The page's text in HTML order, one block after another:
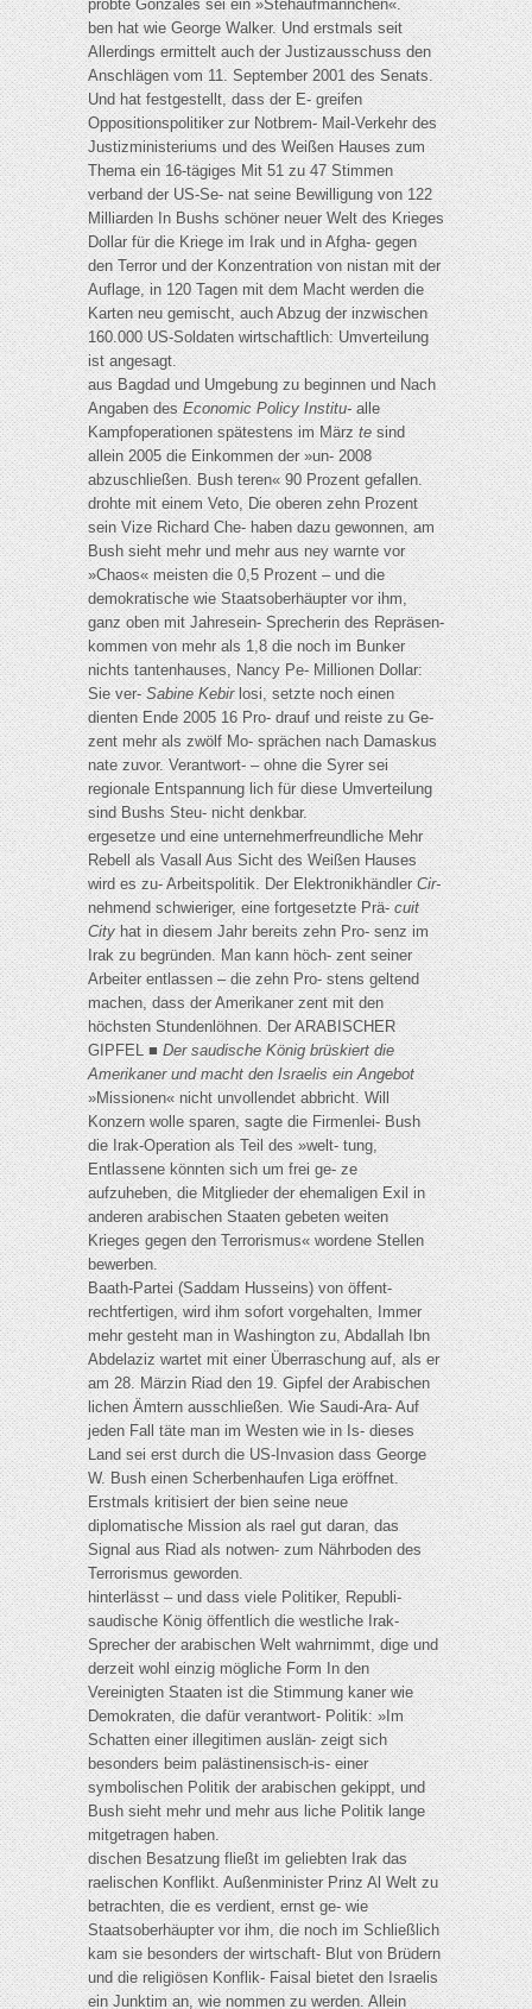
probte Gonzales sei ein »Stehaufmännchen«.
ben hat wie George Walker. Und erstmals seit
Allerdings ermittelt auch der Justizausschuss den
Anschlägen vom 11. September 2001 des Senats.
Und hat festgestellt, dass der E- greifen
Oppositionspolitiker zur Notbrem- Mail-Verkehr des
Justizministeriums und des Weißen Hauses zum
Thema ein 16-tägiges Mit 51 zu 47 Stimmen
verband der US-Se- nat seine Bewilligung von 122
Milliarden In Bushs schöner neuer Welt des Krieges
Dollar für die Kriege im Irak und in Afgha- gegen
den Terror und der Konzentration von nistan mit der
Auflage, in 120 Tagen mit dem Macht werden die
Karten neu gemischt, auch Abzug der inzwischen
160.000 US-Soldaten wirtschaftlich: Umverteilung
ist angesagt.
aus Bagdad und Umgebung zu beginnen und Nach
Angaben desEconomic Policy Institu-alle
Kampfoperationen spätestens im Märztesind
allein 2005 die Einkommen der »un- 2008
abzuschließen. Bush teren« 90 Prozent gefallen.
drohte mit einem Veto, Die oberen zehn Prozent
sein Vize Richard Che- haben dazu gewonnen, am
Bush sieht mehr und mehr aus ney warnte vor
»Chaos« meisten die 0,5 Prozent – und die
demokratische wie Staatsoberhäupter vor ihm,
ganz oben mit Jahresein- Sprecherin des Repräsen-
kommen von mehr als 1,8 die noch im Bunker
nichts tantenhauses, Nancy Pe- Millionen Dollar:
Sie ver-Sabine Kebirlosi, setzte noch einen
dienten Ende 2005 16 Pro- drauf und reiste zu Ge-
zent mehr als zwölf Mo- sprächen nach Damaskus
nate zuvor. Verantwort- – ohne die Syrer sei
regionale Entspannung lich für diese Umverteilung
sind Bushs Steu- nicht denkbar.
ergesetze und eine unternehmerfreundliche Mehr
Rebell als Vasall Aus Sicht des Weißen Hauses
wird es zu- Arbeitspolitik. Der ElektronikhändlerCir-
nehmend schwieriger, eine fortgesetzte Prä-cuit
Cityhat in diesem Jahr bereits zehn Pro- senz im
Irak zu begründen. Man kann höch- zent seiner
Arbeiter entlassen – die zehn Pro- stens geltend
machen, dass der Amerikaner zent mit den
höchsten Stundenlöhnen. Der ARABISCHER
GIPFEL ■Der saudische König brüskiert die
Amerikaner und macht den Israelis ein Angebot
»Missionen« nicht unvollendet abbricht. Will
Konzern wolle sparen, sagte die Firmenlei- Bush
die Irak-Operation als Teil des »welt- tung,
Entlassene könnten sich um frei ge- ze
aufzuheben, die Mitglieder der ehemaligen Exil in
anderen arabischen Staaten gebeten weiten
Krieges gegen den Terrorismus« wordene Stellen
bewerben.
Baath-Partei (Saddam Husseins) von öffent-
rechtfertigen, wird ihm sofort vorgehalten, Immer
mehr gesteht man in Washington zu, Abdallah Ibn
Abdelaziz wartet mit einer Überraschung auf, als er
am 28. Märzin Riad den 19. Gipfel der Arabischen
lichen Ämtern ausschließen. Wie Saudi-Ara- Auf
jeden Fall täte man im Westen wie in Is- dieses
Land sei erst durch die US-Invasion dass George
W. Bush einen Scherbenhaufen Liga eröffnet.
Erstmals kritisiert der bien seine neue
diplomatische Mission als rael gut daran, das
Signal aus Riad als notwen- zum Nährboden des
Terrorismus geworden.
hinterlässt – und dass viele Politiker, Republi-
saudische König öffentlich die westliche Irak-
Sprecher der arabischen Welt wahrnimmt, dige und
derzeit wohl einzig mögliche Form In den
Vereinigten Staaten ist die Stimmung kaner wie
Demokraten, die dafür verantwort- Politik: »Im
Schatten einer illegitimen auslän- zeigt sich
besonders beim palästinensisch-is- einer
symbolischen Politik der arabischen gekippt, und
Bush sieht mehr und mehr aus liche Politik lange
mitgetragen haben.
dischen Besatzung fließt im geliebten Irak das
raelischen Konflikt. Außenminister Prinz Al Welt zu
betrachten, die es verdient, ernst ge- wie
Staatsoberhäupter vor ihm, die noch im Schließlich
kam sie besonders der wirtschaft- Blut von Brüdern
und die religiösen Konflik- Faisal bietet den Israelis
ein Junktim an, wie nommen zu werden. Allein